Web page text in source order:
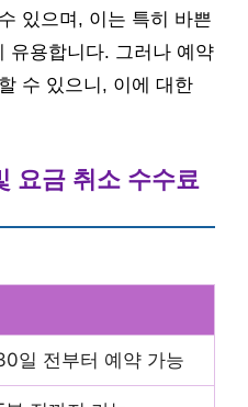
있으며, 이는 특히 바쁜
유용합니다. 그러나 예약
수 있으니, 이에 대한
요금 취소 수수료
일 전부터 예약 가능